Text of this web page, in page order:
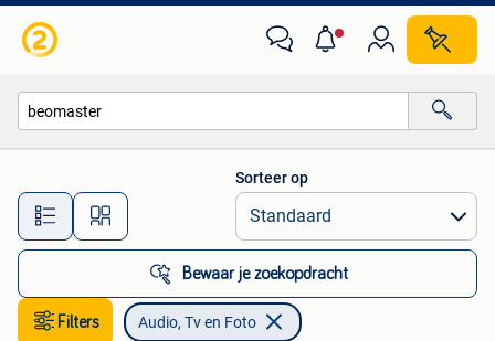
Alle afstanden…
Sorteer op
Bewaar je zoekopdracht
Filters Audio, Tv en Foto